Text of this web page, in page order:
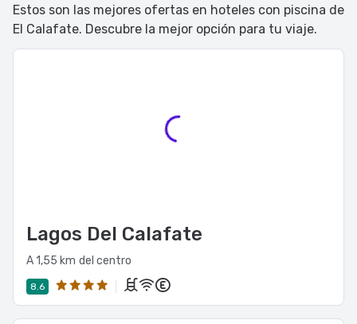
Estos son las mejores ofertas en hoteles con piscina de
El Calafate. Descubre la mejor opción para tu viaje.
Lagos Del Calafate
A 1,55 km del centro
8.6